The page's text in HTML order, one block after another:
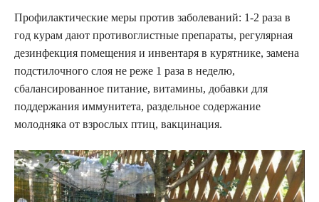
Профилактические меры против заболеваний: 1-2 раза в
год курам дают противоглистные препараты, регулярная
дезинфекция помещения и инвентаря в курятнике, замена
подстилочного слоя не реже 1 раза в неделю,
сбалансированное питание, витамины, добавки для
поддержания иммунитета, раздельное содержание
молодняка от взрослых птиц, вакцинация.